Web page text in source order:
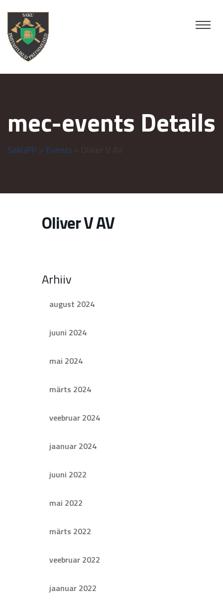
mec-events Details
SakuPP Events
Oliver V AV
Arhiiv
august 2024
juuni 2024
mai 2024
märts 2024
veebruar 2024
jaanuar 2024
juuni 2022
mai 2022
märts 2022
veebruar 2022
jaanuar 2022